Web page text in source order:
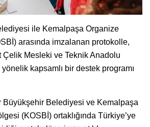
ile Kemalpaşa Organize
arasında imzalanan protokolle,
Çelik Mesleki ve Teknik Anadolu
kapsamlı bir destek programı
Büyükşehir Belediyesi ve Kemalpaşa
(KOSBİ) ortaklığında Türkiye’ye